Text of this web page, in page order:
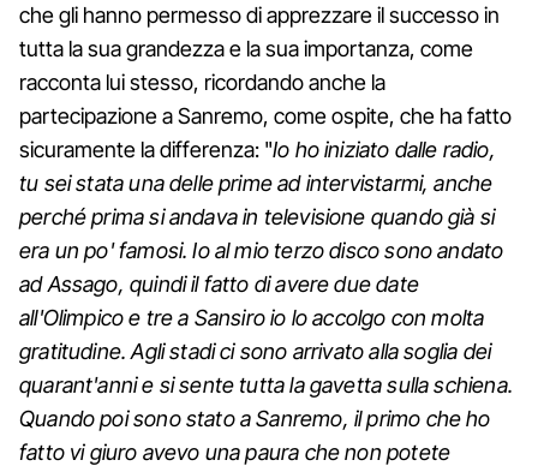
che gli hanno permesso di apprezzare il successo in
tutta la sua grandezza e la sua importanza, come
racconta lui stesso, ricordando anche la
partecipazione a Sanremo, come ospite, che ha fatto
sicuramente la differenza: "Io ho iniziato dalle radio,
tu sei stata una delle prime ad intervistarmi, anche
perché prima si andava in televisione quando già si
era un po' famosi. Io al mio terzo disco sono andato
ad Assago, quindi il fatto di avere due date
all'Olimpico e tre a Sansiro io lo accolgo con molta
gratitudine. Agli stadi ci sono arrivato alla soglia dei
quarant'anni e si sente tutta la gavetta sulla schiena.
Quando poi sono stato a Sanremo, il primo che ho
fatto vi giuro avevo una paura che non potete